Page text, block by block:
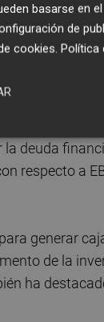
del 11,7%
de 1
por 4 su
alcanzar
deuda
respecto a
generar
de la
ha
basarse en
de
cookies. Política